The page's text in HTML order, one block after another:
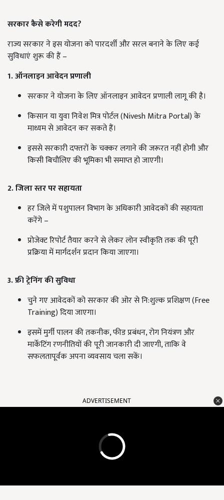
सरकार कैसे करेगी मदद?
राज्य सरकार ने इस योजना को पारदर्शी और सरल बनाने के लिए कई
सुविधाएं शुरू की हैं –
1. ऑनलाइन आवेदन प्रणाली
सरकार ने योजना के लिए ऑनलाइन आवेदन प्रणाली लागू की है।
किसान या युवा निवेश मित्र पोर्टल (Nivesh Mitra Portal) के
माध्यम से आवेदन कर सकते हैं।
इससे सरकारी दफ्तरों के चक्कर लगाने की जरूरत नहीं होगी और
किसी बिचौलिए की भूमिका भी समाप्त हो जाएगी।
2. जिला स्तर पर सहायता
हर जिले में पशुपालन विभाग के अधिकारी आवेदकों की सहायता
करेंगे –
प्रोजेक्ट रिपोर्ट तैयार करने से लेकर लोन स्वीकृति तक की पूरी
प्रक्रिया में मार्गदर्शन प्रदान किया जाएगा।
3. फ्री ट्रेनिंग की सुविधा
चुने गए आवेदकों को सरकार की ओर से नि:शुल्क प्रशिक्षण (Free
Training) दिया जाएगा।
इसमें मुर्गी पालन की तकनीक, फीड प्रबंधन, रोग नियंत्रण और
मार्केटिंग रणनीतियों की पूरी जानकारी दी जाएगी, ताकि वे
सफलतापूर्वक अपना व्यवसाय चला सकें।
ADVERTISEMENT